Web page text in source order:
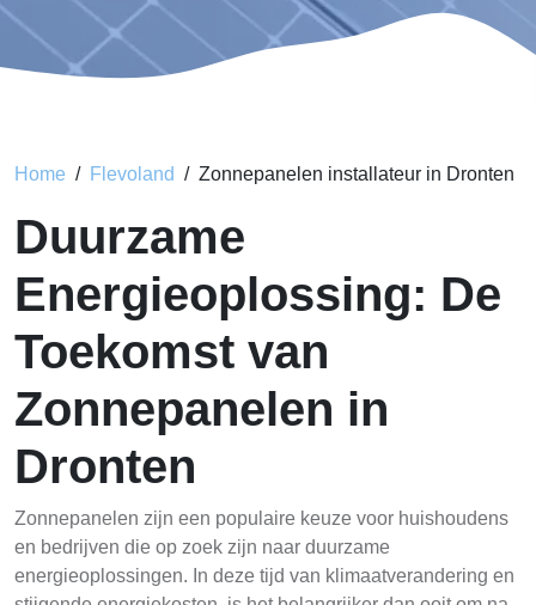
Home Flevoland Zonnepanelen installateur in Dronten
Duurzame
Energieoplossing: De
Toekomst van
Zonnepanelen in
Dronten
Zonnepanelen zijn een populaire keuze voor huishoudens
en bedrijven die op zoek zijn naar duurzame
energieoplossingen. In deze tijd van klimaatverandering en